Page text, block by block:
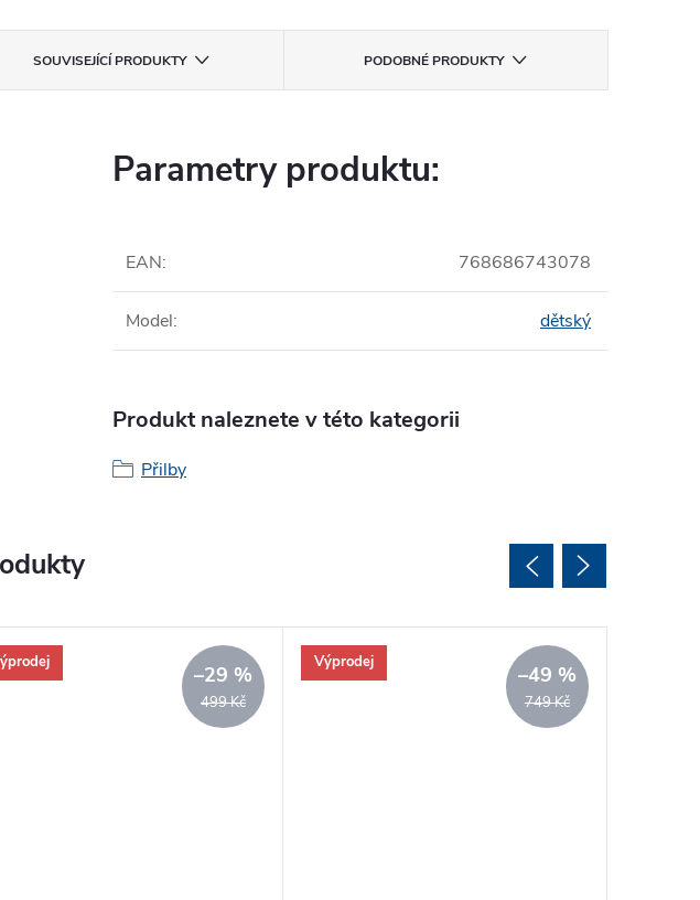
SOUVISEJÍCÍ PRODUKTY PODOBNÉ PRODUKTY
Parametry produktu:
EAN: 768686743078
Model: dětský
Produkt naleznete v této kategorii
Přilby
499 Kč
–29 % Výprodej
749 Kč
–49 %